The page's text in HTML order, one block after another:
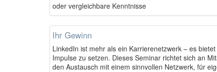
oder vergleichbare Kenntnisse
Ihr Gewinn
LinkedIn ist mehr als ein Karrierenetzwerk – es
Impulse zu setzen. Dieses Seminar richtet sich an
den Austausch mit einem sinnvollen Netzwerk, für